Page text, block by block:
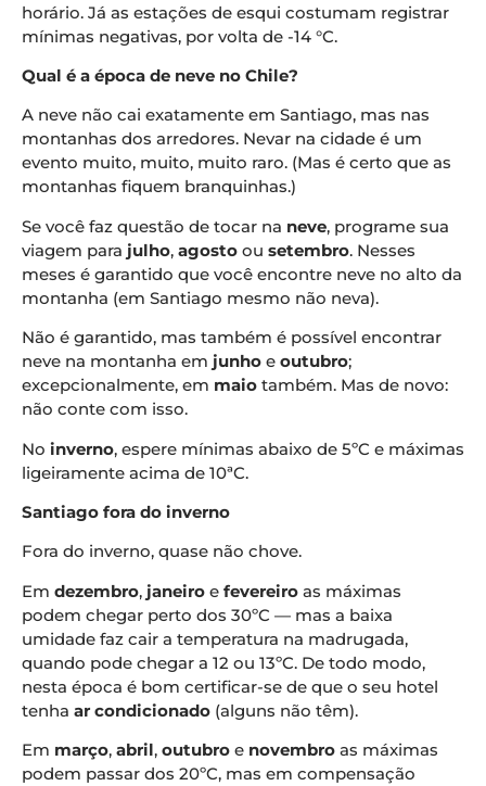
horário. Já as estações de esqui costumam registrar
mínimas negativas, por volta de -14 °C.
Qual é a época de neve no Chile?
A neve não cai exatamente em Santiago, mas nas
montanhas dos arredores. Nevar na cidade é um
evento muito, muito, muito raro. (Mas é certo que as
montanhas fiquem branquinhas.)
Se você faz questão de tocar na neve, programe sua
viagem para julho, agosto ou setembro. Nesses
meses é garantido que você encontre neve no alto da
montanha (em Santiago mesmo não neva).
Não é garantido, mas também é possível encontrar
neve na montanha em junho e outubro;
excepcionalmente, em maio também. Mas de novo:
não conte com isso.
No inverno, espere mínimas abaixo de 5ºC e máximas
ligeiramente acima de 10ªC.
Santiago fora do inverno
Fora do inverno, quase não chove.
Em dezembro, janeiro e fevereiro as máximas
podem chegar perto dos 30ºC — mas a baixa
umidade faz cair a temperatura na madrugada,
quando pode chegar a 12 ou 13ºC. De todo modo,
nesta época é bom certificar-se de que o seu hotel
tenha ar condicionado (alguns não têm).
Em março, abril, outubro e novembro as máximas
podem passar dos 20ºC, mas em compensação